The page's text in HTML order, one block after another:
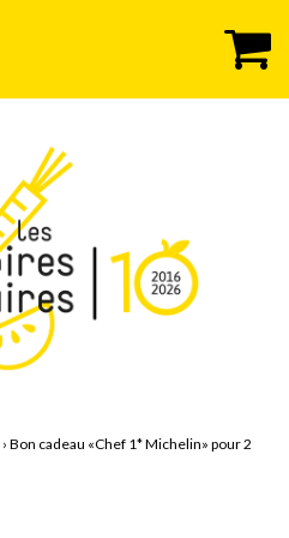
› Bon cadeau «Chef 1* Michelin» pour 2